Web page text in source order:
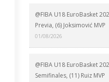
@FIBA U18 EuroBasket
Previa, (6) Joksimović MVP
01/08/2026
@FIBA U18 EuroBasket
Semifinales, (11) Ruiz MVP